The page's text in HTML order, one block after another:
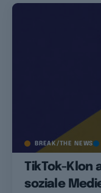
BREAK/THE NEWS
TikTok-Klon
soziale